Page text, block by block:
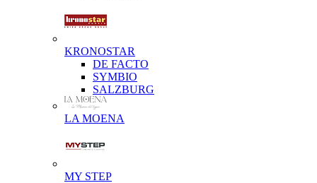
KRONOSTAR
DE FACTO
SYMBIO
SALZBURG
LA MOENA
MY STEP